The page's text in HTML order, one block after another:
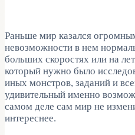
Раньше мир казался
невозможности в нем
больших скоростях или на
который нужно было
иных монстров, заданий и
удивительный именно
самом деле сам мир не
интереснее.